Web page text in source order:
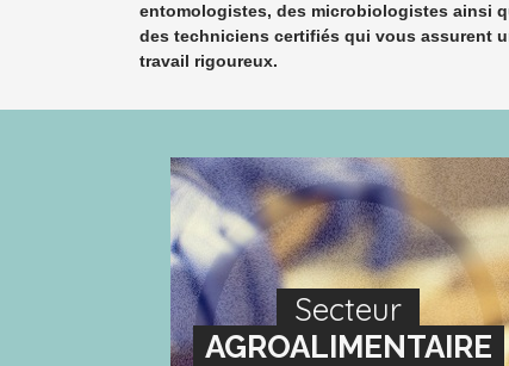
entomologistes, des microbiologistes ainsi
des techniciens certifiés qui vous assurent
travail rigoureux.
Secteur
AGROALIMENTAIRE